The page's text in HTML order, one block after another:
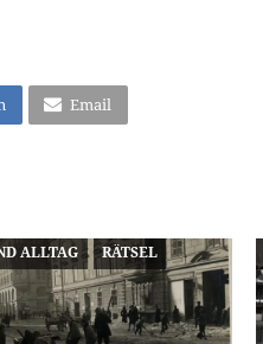
Email
ALLTAG RÄTSEL